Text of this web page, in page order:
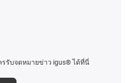
รับจดหมายข่าว igus® ได้ที่นี่